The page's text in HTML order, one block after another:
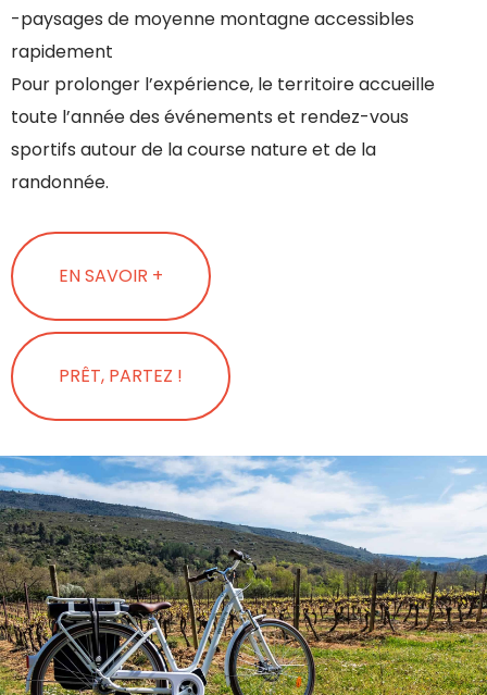
-paysages de moyenne montagne accessibles
rapidement
Pour prolonger l’expérience, le territoire accueille
toute l’année des événements et rendez-vous
sportifs autour de la course nature et de la
randonnée.
EN SAVOIR +
PRÊT, PARTEZ !